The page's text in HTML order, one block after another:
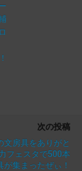
次の投稿
文房具をありがと
フェスタで500本
が集まったぜぃ！